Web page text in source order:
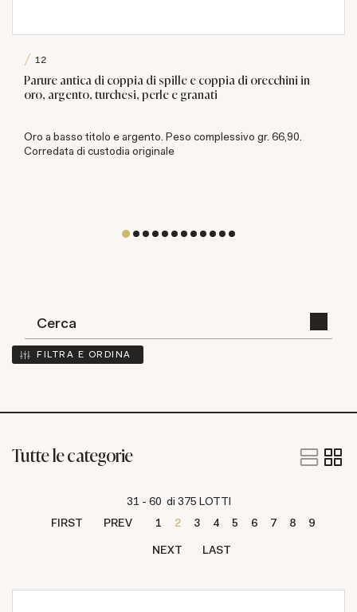
12
Parure antica di coppia di spille e coppia di orecchini in
oro, argento, turchesi, perle e granati
Oro a basso titolo e argento. Peso complessivo gr. 66,90.
Corredata di custodia originale
FILTRA E ORDINA
Tutte le categorie
31 - 60 di 375 LOTTI
FIRST
PREV 1 2 3 4 5 6 7 8
9
NEXT
LAST